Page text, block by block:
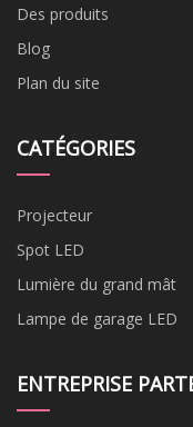
Des produits
Blog
Plan du site
CATÉGORIES
Projecteur
Spot LED
Lumière du grand mât
Lampe de garage LED
ENTREPRISE